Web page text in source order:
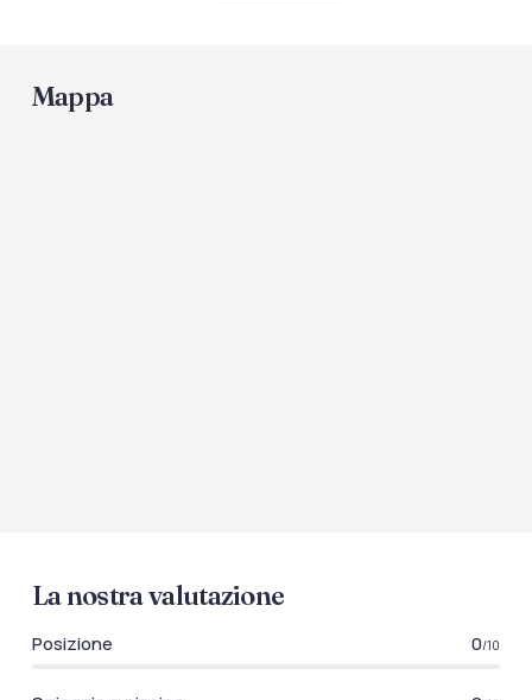
Mappa
La nostra valutazione
Posizione 0/10